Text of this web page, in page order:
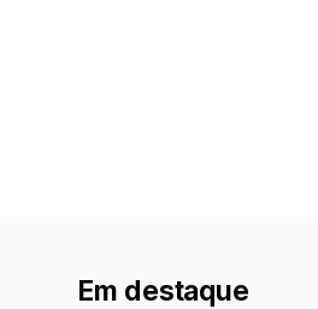
Em destaque